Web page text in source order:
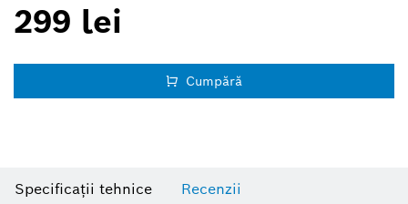
299 lei
Cumpără
Specificații tehnice Recenzii